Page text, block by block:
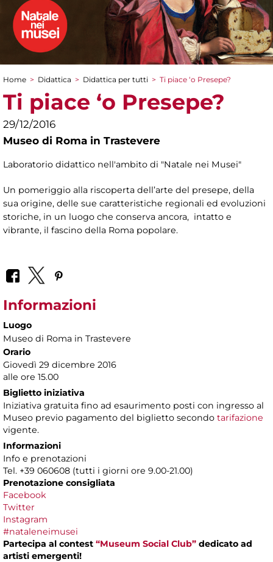
Tu sei qui
Home > Didattica > Didattica per tutti > Ti piace ‘o Presepe?
Ti piace ‘o Presepe?
29/12/2016
Museo di Roma in Trastevere
Laboratorio didattico nell'ambito di "Natale nei Musei"
Un pomeriggio alla riscoperta dell’arte del presepe, della
sua origine, delle sue caratteristiche regionali ed evoluzioni
storiche, in un luogo che conserva ancora, intatto e
vibrante, il fascino della Roma popolare.
Informazioni
Luogo
Museo di Roma in Trastevere
Orario
Giovedì 29 dicembre 2016
alle ore 15.00
Biglietto iniziativa
Iniziativa gratuita fino ad esaurimento posti con ingresso al
Museo previo pagamento del biglietto secondo tarifazione
vigente.
Informazioni
Info e prenotazioni
Tel. +39 060608 (tutti i giorni ore 9.00-21.00)
Prenotazione consigliata
Facebook
Twitter
Instagram
#nataleneimusei
Partecipa al contest “Museum Social Club” dedicato ad
artisti emergenti!